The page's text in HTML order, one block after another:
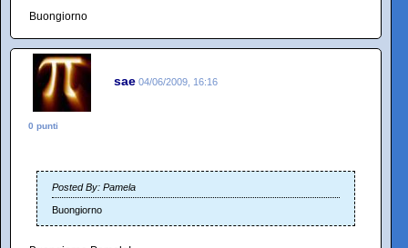
Buongiorno
sae 04/06/2009, 16:16
0 punti
Posted By: Pamela
Buongiorno